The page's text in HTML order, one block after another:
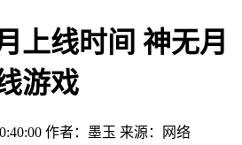
上线时间 神无月
游戏
作者：墨玉 来源：网络